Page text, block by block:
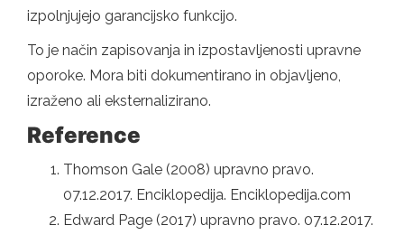
izpolnjujejo garancijsko funkcijo.
To je način zapisovanja in izpostavljenosti upravne
oporoke. Mora biti dokumentirano in objavljeno,
izraženo ali eksternalizirano.
Reference
Thomson Gale (2008) upravno pravo.
07.12.2017. Enciklopedija. Enciklopedija.com
Edward Page (2017) upravno pravo. 07.12.2017.